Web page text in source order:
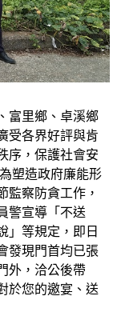
富里鄉、卓溪鄉
受各界好評與肯
序，保護社會安
塑造政府廉能形
監察防貪工作，
警宣導「不送
」等規定，即日
發現門首均已張
外，洽公後帶
於您的邀宴、送